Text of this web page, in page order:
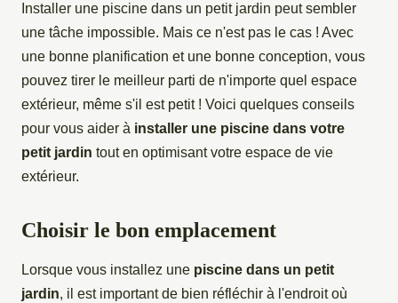
Installer une piscine dans un petit jardin peut sembler
une tâche impossible. Mais ce n'est pas le cas ! Avec
une bonne planification et une bonne conception, vous
pouvez tirer le meilleur parti de n'importe quel espace
extérieur, même s'il est petit ! Voici quelques conseils
pour vous aider à installer une piscine dans votre
petit jardin tout en optimisant votre espace de vie
extérieur.
Choisir le bon emplacement
Lorsque vous installez une piscine dans un petit
jardin, il est important de bien réfléchir à l'endroit où